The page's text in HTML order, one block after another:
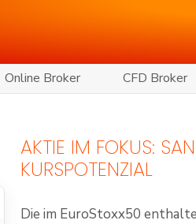
Online Broker CFD Broker
AKTIE IM FOKUS:
KURSPOTENZIAL
Die im EuroStoxx50